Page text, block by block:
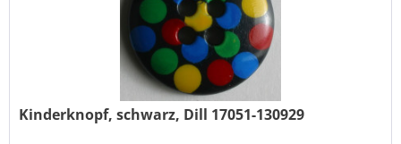
Kinderknopf, schwarz, Dill 17051-130929